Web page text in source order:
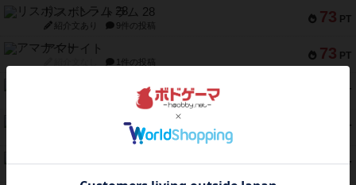
73 PT
リスボン・トラム 28
紹介文あり 9件の投稿
73 PT
アマナイト
1件の投稿
PT
1件の投稿
PT
スペクタキュラー
1件の投稿
59 PT